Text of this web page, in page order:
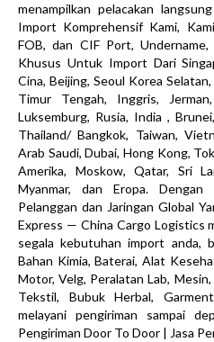
menampilkan pelacakan
Import Komprehensif Kami,
FOB, dan CIF Port,
Khusus Untuk Import Dari
Cina, Beijing, Seoul Korea
Timur Tengah, Inggris,
Luksemburg, Rusia, India ,
Thailand/ Bangkok, Taiwan,
Arab Saudi, Dubai, Hong Kong,
Amerika, Moskow, Qatar, Sri
Myanmar, dan Eropa.
Pelanggan dan Jaringan Global
Express — China Cargo Logistics
segala kebutuhan import anda,
Bahan Kimia, Baterai, Alat
Motor, Velg, Peralatan Lab,
Tekstil, Bubuk Herbal,
melayani pengiriman sampai
Pengiriman Door To Door | Jasa